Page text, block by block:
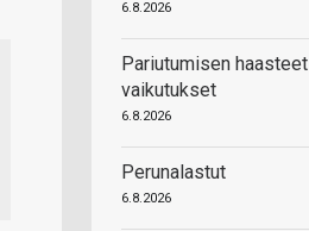
6.8.2026
Pariutumisen
vaikutukset
6.8.2026
Perunalastut
6.8.2026